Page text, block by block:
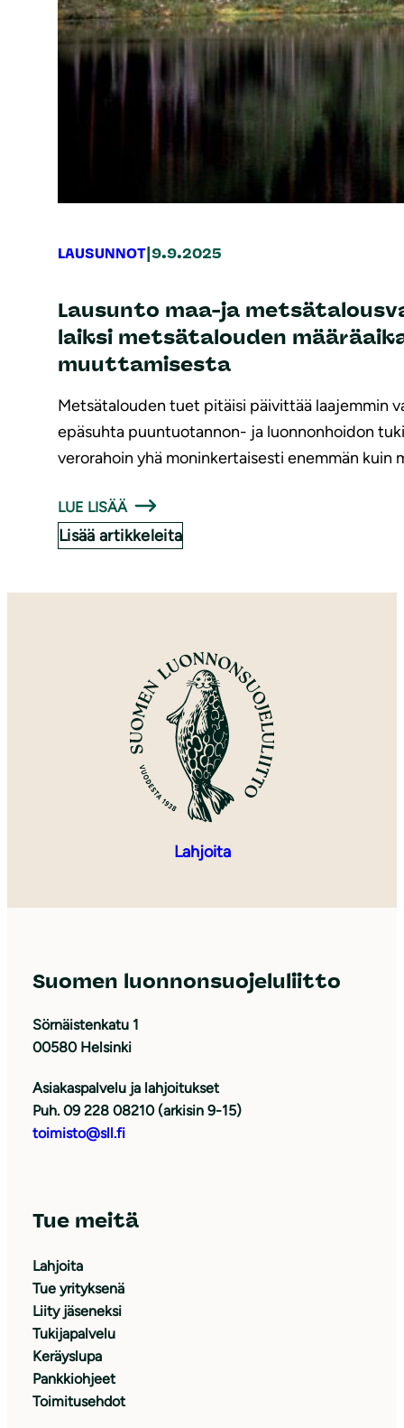
LAUSUNNOT 9.9.2025
Lausunto maa-ja
laiksi metsätalouden
muuttamisesta
Metsätalouden tuet pitäisi päivittää laajemmin
epäsuhta puuntuotannon- ja luonnonhoidon
verorahoin yhä moninkertaisesti enemmän kuin
LUE LISÄÄ
Lisää artikkeleita
Lahjoita
Suomen luonnonsuojeluliitto
Sörnäistenkatu 1
00580 Helsinki
Asiakaspalvelu ja lahjoitukset
Puh. 09 228 08210 (arkisin 9-15)
toimisto@sll.fi
Tue meitä
Lahjoita
Tue yrityksenä
Liity jäseneksi
Tukijapalvelu
Keräyslupa
Pankkiohjeet
Toimitusehdot